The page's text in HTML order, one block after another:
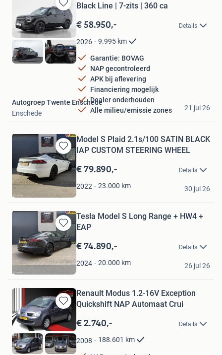
Bewaren
Mijn
Favorieten
Black Line | 7-zits | 360 ca
€ 58.950,- Details
2026 9.995 km
Garantie: BOVAG
NAP gecontroleerd
APK bij aflevering
Financiering mogelijk
Dealer onderhouden
Alle milieu/emissie zones
Autogroep Twente Enschede
Enschede
21 jul 26
Bewaren
in
Mijn
Favorieten
Model S Plaid 2.1s/100 SATIN BLACK
IAP CUSTOM STEERING WHEEL
€ 79.890,- Details
2022 23.000 km
MMX Corp BV
Aalsmeer
30 jul 26
Bewaren
in
Mijn
Favorieten
Tesla Model S Long Range + HW4 +
EAP
€ 74.890,- Details
2024 20.000 km
MMX Corp BV
Aalsmeer
26 jul 26
Bewaren
in
Mijn
Favorieten
Renault Modus 1.2-16V Exception
Quickshift NAP Automaat Crui
€ 2.740,- Details
2008 188.601 km